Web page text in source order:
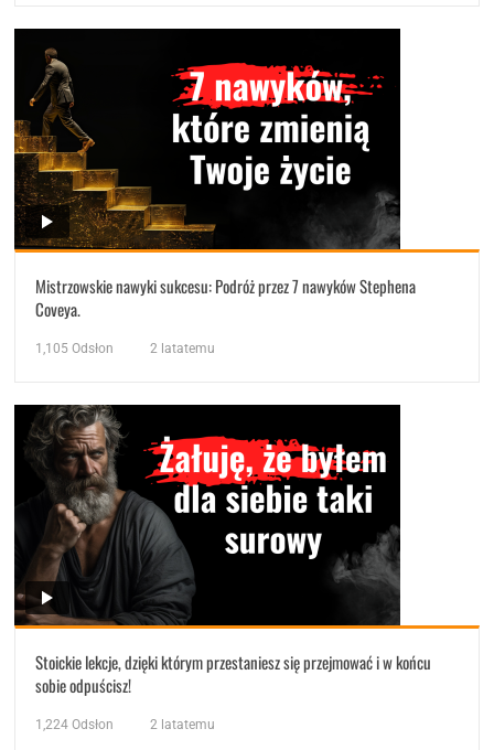
Mistrzowskie nawyki sukcesu: Podróż przez 7 nawyków Stephena
Coveya.
1,105 Odsłon 2 latatemu
Stoickie lekcje, dzięki którym przestaniesz się przejmować i w końcu
sobie odpuścisz!
1,224 Odsłon 2 latatemu